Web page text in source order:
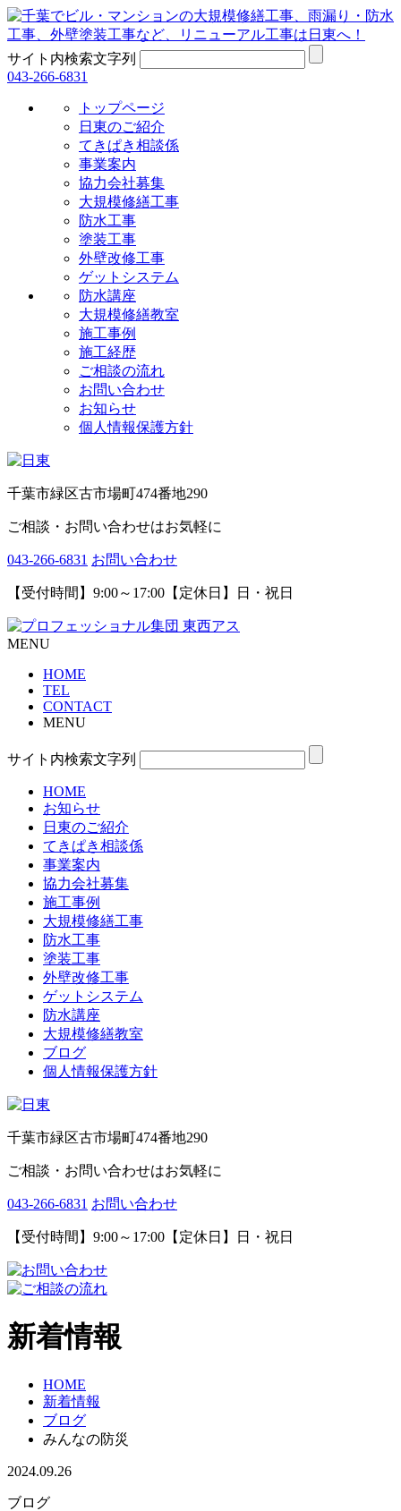
サイト内検索文字列
043-266-6831
トップページ
日東のご紹介
てきぱき相談係
事業案内
協力会社募集
大規模修繕工事
防水工事
塗装工事
外壁改修工事
ゲットシステム
防水講座
大規模修繕教室
施工事例
施工経歴
ご相談の流れ
お問い合わせ
お知らせ
個人情報保護方針
千葉市緑区古市場町474番地290
ご相談・お問い合わせはお気軽に
043-266-6831 お問い合わせ
【受付時間】9:00～17:00【定休日】日・祝日
MENU
HOME
TEL
CONTACT
MENU
サイト内検索文字列
HOME
お知らせ
日東のご紹介
てきぱき相談係
事業案内
協力会社募集
施工事例
大規模修繕工事
防水工事
塗装工事
外壁改修工事
ゲットシステム
防水講座
大規模修繕教室
ブログ
個人情報保護方針
千葉市緑区古市場町474番地290
ご相談・お問い合わせはお気軽に
043-266-6831 お問い合わせ
【受付時間】9:00～17:00【定休日】日・祝日
新着情報
HOME
新着情報
ブログ
みんなの防災
2024.09.26
ブログ